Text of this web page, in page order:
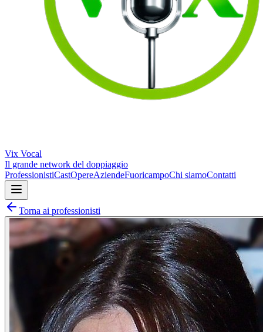
Vix Vocal
Il grande network del doppiaggio
ProfessionistiCastOpereAziendeFuoricampoChi siamoContatti
Torna ai professionisti